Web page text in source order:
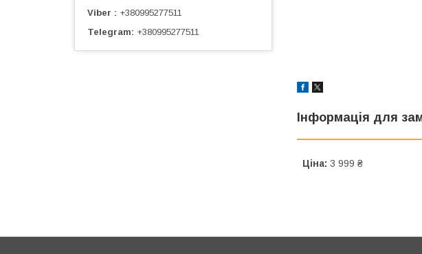
Інформація для
Ціна: 3 999 ₴
Viber
+380995277511
Telegram
+380995277511